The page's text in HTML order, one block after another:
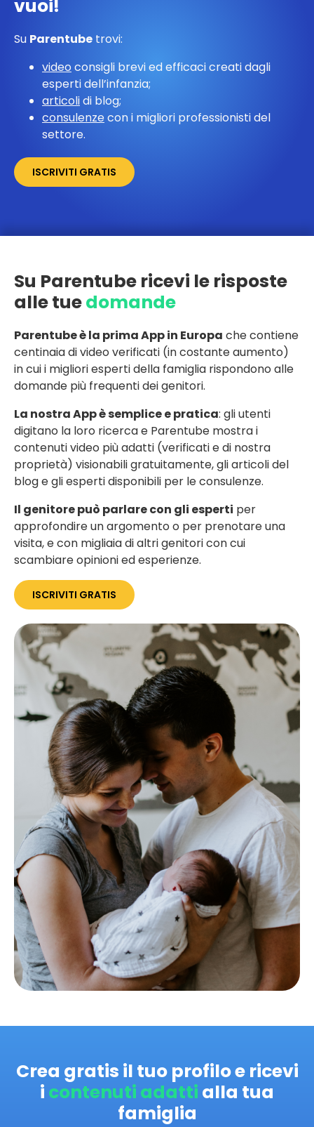
vuoi!
Su Parentube trovi:
video consigli brevi ed efficaci creati dagli
esperti dell’infanzia;
articolidi blog;
consulenzecon i migliori professionisti del
settore.
ISCRIVITI GRATIS
Su Parentube ricevi le risposte
alle tuedomande
Parentube è la prima App in Europa che contiene
centinaia di video verificati (in costante aumento)
in cui i migliori esperti della famiglia rispondono alle
domande più frequenti dei genitori.
La nostra App è semplice e pratica: gli utenti
digitano la loro ricerca e Parentube mostra i
contenuti video più adatti (verificati e di nostra
proprietà) visionabiligratuitamente, gli articoli del
blog e gli esperti disponibili per le consulenze.
Il genitore può parlare con gli esperti per
approfondire un argomento o per prenotare una
visita, e con migliaia di altri genitori con cui
scambiare opinioni ed esperienze.
ISCRIVITI GRATIS
Crea gratis il tuo profilo e ricevi
i contenuti adatti alla tua
famiglia